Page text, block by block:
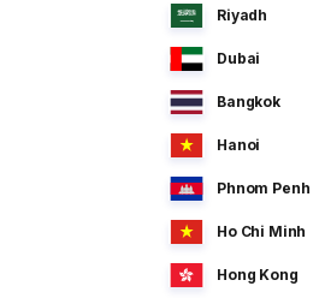
Riyadh
Dubai
Bangkok
Hanoi
Phnom Penh
Ho Chi Minh
Hong Kong